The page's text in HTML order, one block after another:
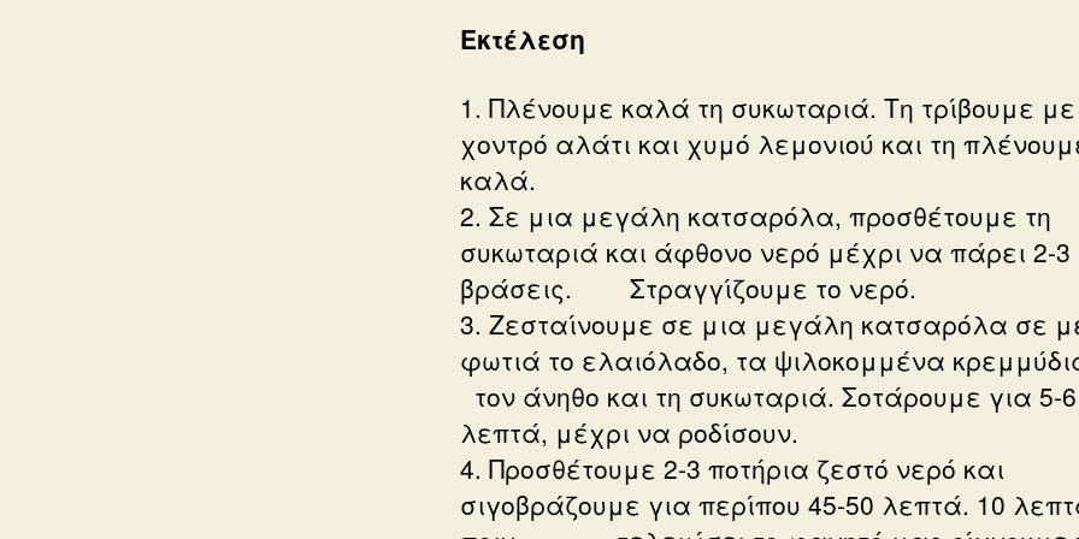
Εκτέλεση
1. Πλένουμε καλά τη συκωταριά. Τη τρίβουμε με
χοντρό αλάτι και χυμό λεμονιού και τη
καλά.
2. Σε μια μεγάλη κατσαρόλα, προσθέτουμε τη
συκωταριά και άφθονο νερό μέχρι να πάρει 2-3
βράσεις. Στραγγίζουμε το νερό.
3. Ζεσταίνουμε σε μια μεγάλη κατσαρόλα σε
φωτιά το ελαιόλαδο, τα ψιλοκομμένα
τον άνηθο και τη συκωταριά. Σοτάρουμε για 5-6
λεπτά, μέχρι να ροδίσουν.
4. Προσθέτουμε 2-3 ποτήρια ζεστό νερό και
σιγοβράζουμε για περίπου 45-50 λεπτά. 10